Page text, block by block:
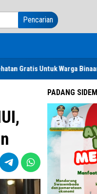
Pencarian
Warga Binaan dan Keluarga
PADANG